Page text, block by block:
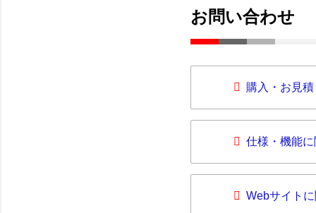
お問い合わせ
購入・お見
仕様・機能
Webサイト